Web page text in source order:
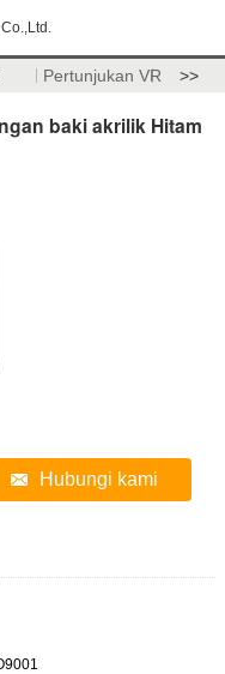
Pertunjukan VR >>
baki akrilik Hitam
Hubungi kami